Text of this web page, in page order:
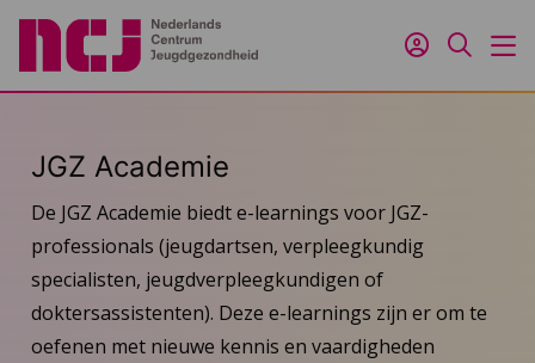
Inloggen
Zoeken
JGZ Academie
De JGZ Academie biedt e-learnings voor JGZ-
professionals (jeugdartsen, verpleegkundig
specialisten, jeugdverpleegkundigen of
doktersassistenten). Deze e-learnings zijn er om te
oefenen met nieuwe kennis en vaardigheden